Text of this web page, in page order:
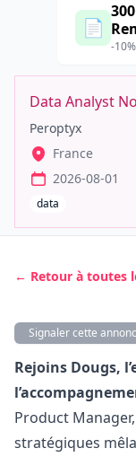
📄
-
Data Analyst
Peroptyx
France
2026-08-01
data
← Retour à toutes
Signaler cette
Description
Rejoins Dougs,
Product Manager
stratégiques